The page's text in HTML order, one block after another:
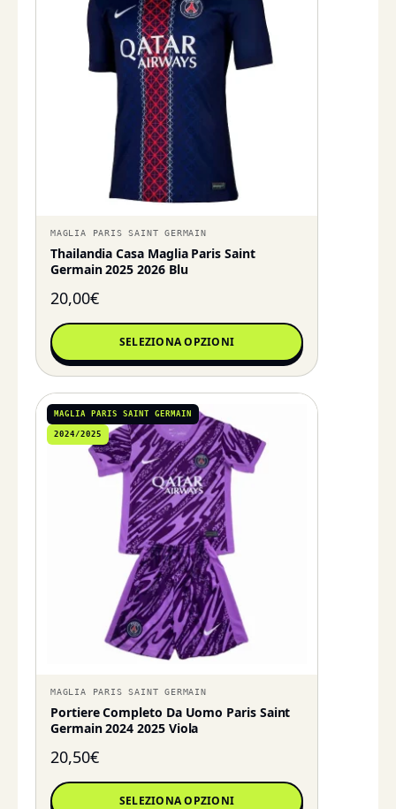
MAGLIA PARIS SAINT GERMAIN
Thailandia Casa Maglia Paris Saint
Germain 2025 2026 Blu
20,00€
SELEZIONA OPZIONI
MAGLIA PARIS SAINT GERMAIN
2024/2025
MAGLIA PARIS SAINT GERMAIN
Portiere Completo Da Uomo Paris Saint
Germain 2024 2025 Viola
20,50€
SELEZIONA OPZIONI